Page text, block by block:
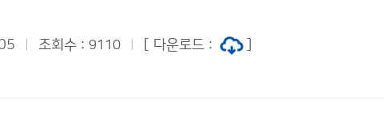
조회수 : 9110 [ 다운로드 :